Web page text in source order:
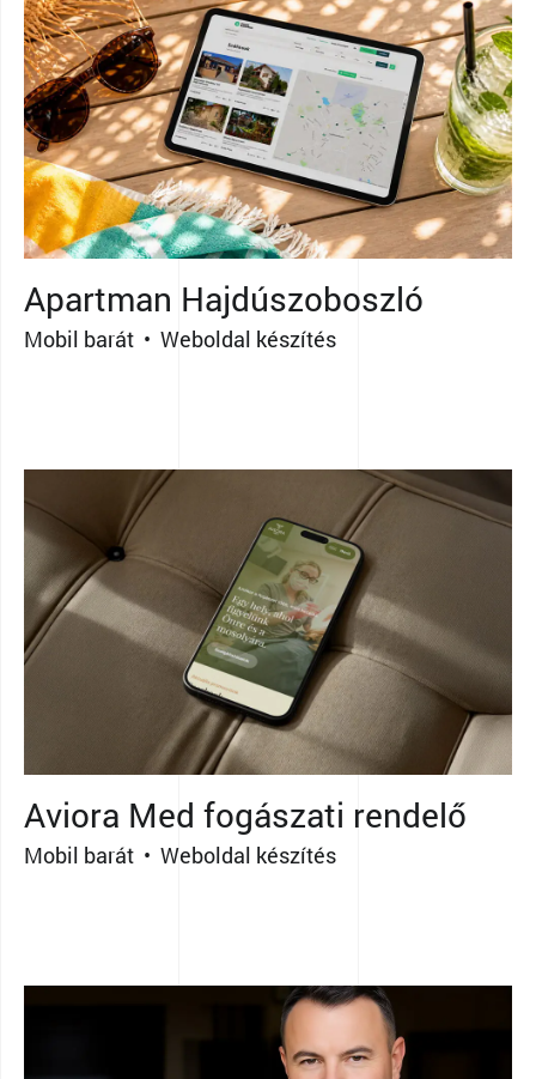
Apartman Hajdúszoboszló
Mobil barát • Weboldal készítés
Aviora Med fogászati rendelő
Mobil barát • Weboldal készítés